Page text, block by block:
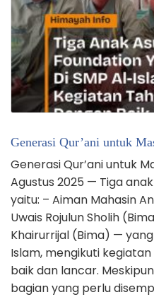
Generasi Qur’ani untuk
Generasi Qur’ani untuk
Agustus 2025 — Tiga
yaitu: – Aiman Mahasin
Uwais Rojulun Sholih
Khairurrijal (Bima) —
Islam, mengikuti
baik dan lancar.
bagian yang perlu